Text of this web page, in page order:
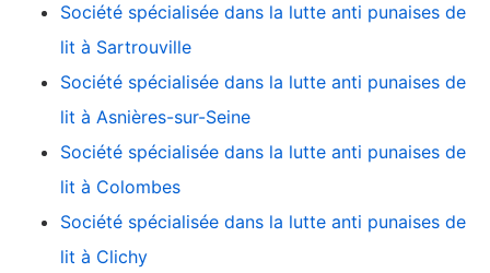
Société spécialisée dans la lutte anti punaises de
lit à Sartrouville
Société spécialisée dans la lutte anti punaises de
lit à Asnières-sur-Seine
Société spécialisée dans la lutte anti punaises de
lit à Colombes
Société spécialisée dans la lutte anti punaises de
lit à Clichy